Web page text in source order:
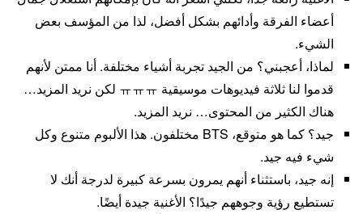
أعضاء الفرقة وأدائهم بشكل أفضل، لذا من المؤسف بعض
الشيء.
لماذا، أعجبني؟ من الجيد تجربة أشياء مختلفة. أنا ممتن لأنهم
قدموا لنا ثلاثة فيديوهات موسيقية ㅠㅠㅠ لكن نريد المزيد…
هناك الكثير من المحتوى… نريد المزيد.
جيد؟ كما هو متوقع، BTS مختلفون. هذا الألبوم متنوع وكل
شيء فيه جيد.
إنه جيد، باستثناء أنهم يمرون بسرعة كبيرة لدرجة أنك لا
تستطيع رؤية وجوههم جيدًا؟ الأغنية جيدة أيضًا.